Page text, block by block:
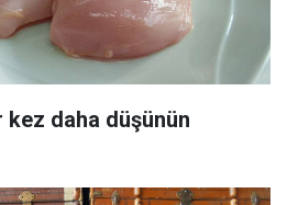
daha düşünün